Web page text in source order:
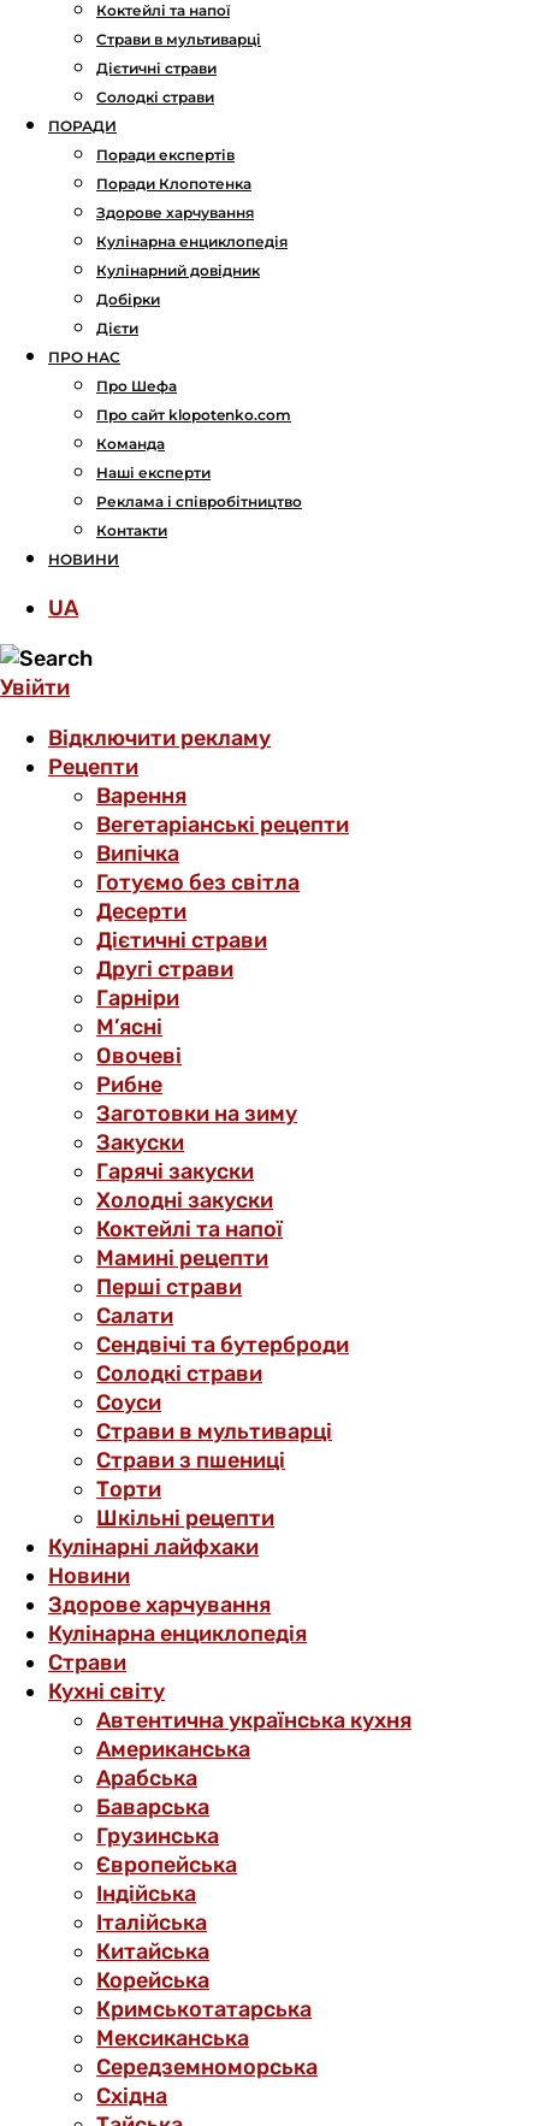
Коктейлі та напої
Страви в мультиварці
Дієтичні страви
Солодкі страви
ПОРАДИ
Поради експертів
Поради Клопотенка
Здорове харчування
Кулінарна енциклопедія
Кулінарний довідник
Добірки
Дієти
ПРО НАС
Про Шефа
Про сайт klopotenko.com
Команда
Наші експерти
Реклама і співробітництво
Контакти
НОВИНИ
UA
Увійти
Відключити рекламу
Рецепти
Варення
Вегетаріанські рецепти
Випічка
Готуємо без світла
Десерти
Дієтичні страви
Другі страви
Гарніри
М’ясні
Овочеві
Рибне
Заготовки на зиму
Закуски
Гарячі закуски
Холодні закуски
Коктейлі та напої
Мамині рецепти
Перші страви
Салати
Сендвічі та бутерброди
Солодкі страви
Соуси
Страви в мультиварці
Страви з пшениці
Торти
Шкільні рецепти
Кулінарні лайфхаки
Новини
Здорове харчування
Кулінарна енциклопедія
Страви
Кухні світу
Автентична українська кухня
Американська
Арабська
Баварська
Грузинська
Європейська
Індійська
Італійська
Китайська
Корейська
Кримськотатарська
Мексиканська
Середземноморська
Східна